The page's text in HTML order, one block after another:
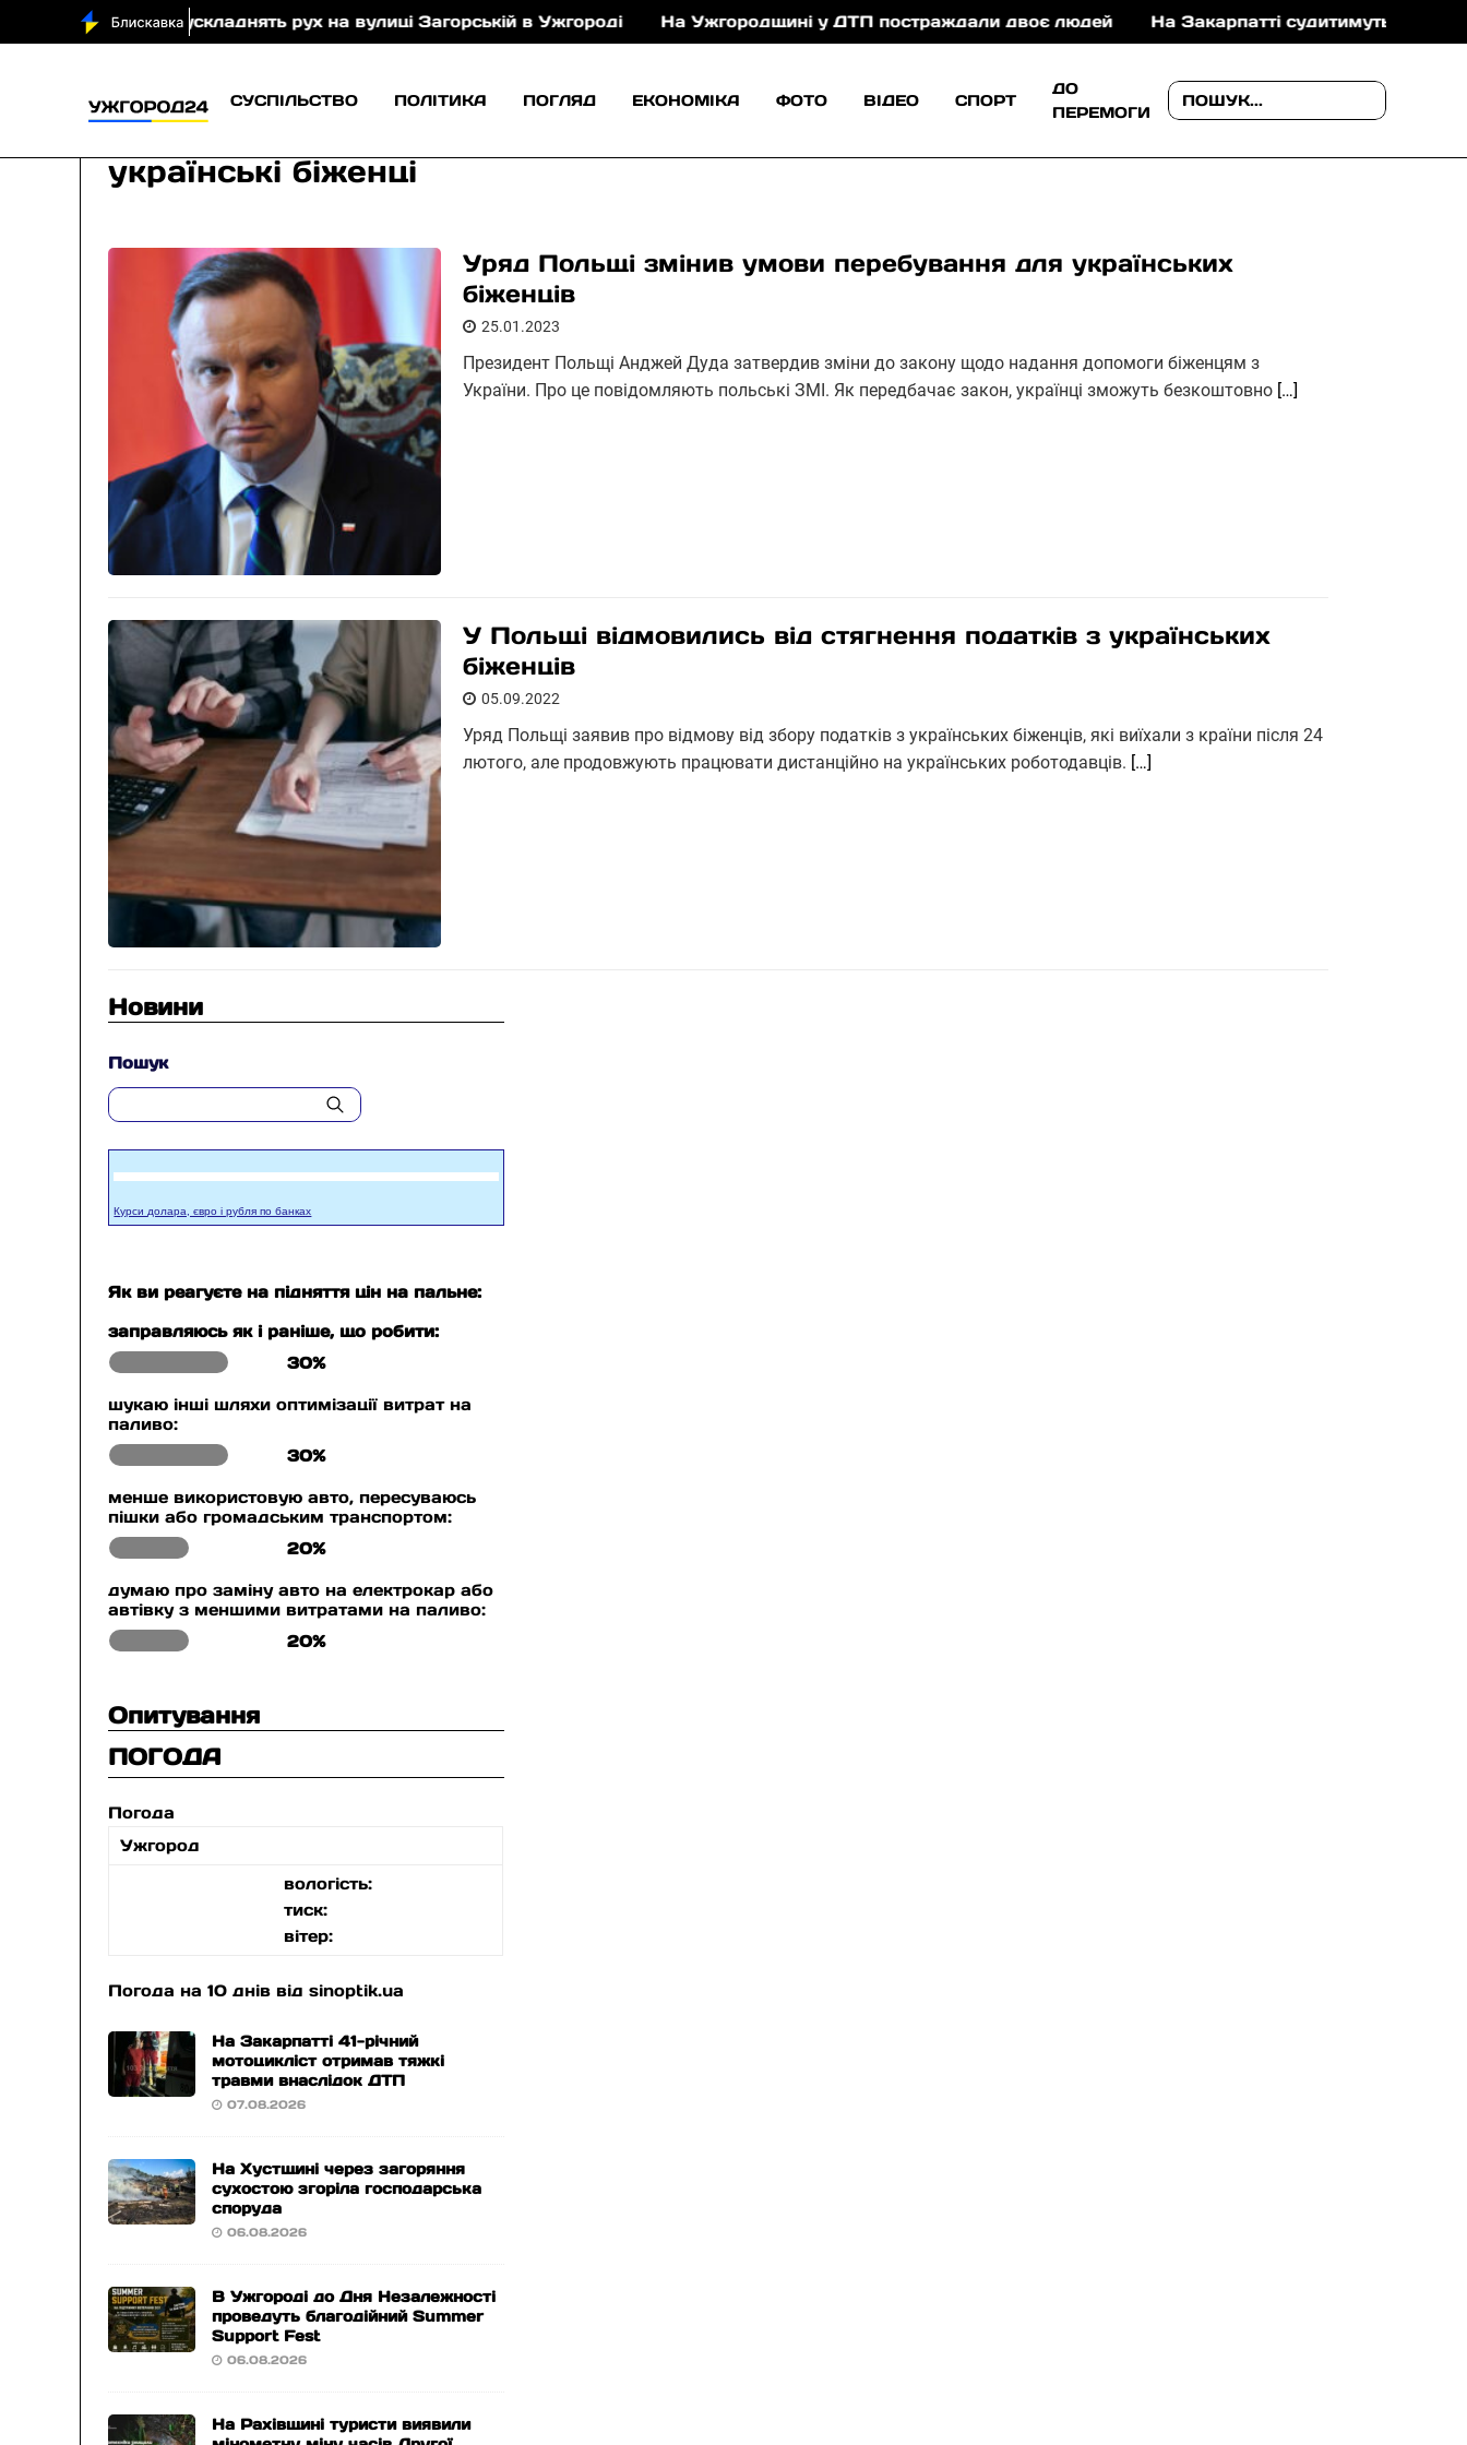
ускладнять рух на вулиці Загорській в Ужгороді На Ужгородщині у ДТП постраждали двоє людей На Закарпатті судитимуть військового
СУСПІЛЬСТВО ПОЛІТИКА ПОГЛЯД ЕКОНОМІКА ФОТО ВІДЕО СПОРТ
ДО
ПЕРЕМОГИ
українські біженці
Уряд Польщі змінив умови перебування для українських
біженців
25.01.2023
Президент Польщі Анджей Дуда затвердив зміни до закону щодо надання допомоги біженцям з
України. Про це повідомляють польські ЗМІ. Як передбачає закон, українці зможуть безкоштовно […]
У Польщі відмовились від стягнення податків з українських
біженців
05.09.2022
Уряд Польщі заявив про відмову від збору податків з українських біженців, які виїхали з країни після 24
лютого, але продовжують працювати дистанційно на українських роботодавців. […]
Новини
Пошук
Курси долара, євро і рубля по банках
Як ви реагуєте на підняття цін на пальне:
заправляюсь як і раніше, що робити:
30%
шукаю інші шляхи оптимізації витрат на
паливо:
30%
менше використовую авто, пересуваюсь
пішки або громадським транспортом:
20%
думаю про заміну авто на електрокар або
автівку з меншими витратами на паливо:
20%
Опитування
ПОГОДА
Погода
Ужгород
вологість:
тиск:
вітер:
Погода на 10 днів відsinoptik.ua
На Закарпатті 41-річний
мотоцикліст отримав тяжкі
травми внаслідок ДТП
07.08.2026
На Хустщині через загоряння
сухостою згоріла господарська
споруда
06.08.2026
В Ужгороді до Дня Незалежності
проведуть благодійний Summer
Support Fest
06.08.2026
На Рахівщині туристи виявили